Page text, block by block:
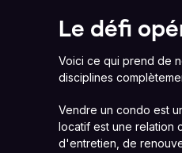
Le défi
Voici ce qui prend de
disciplines
Vendre un condo est
locatif est une relation
d'entretien, de